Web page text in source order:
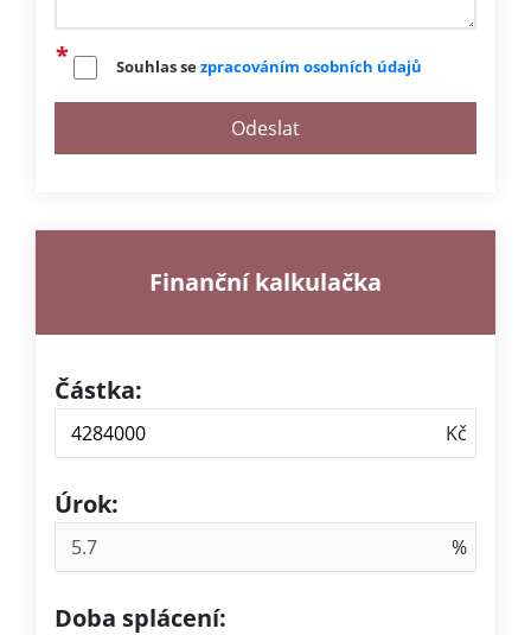
Souhlas se zpracováním osobních údajů
Finanční kalkulačka
Částka:
Úrok:
Doba splácení: